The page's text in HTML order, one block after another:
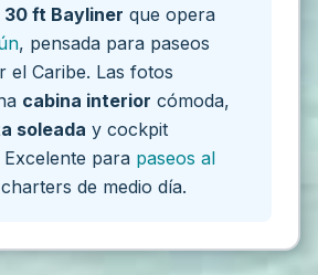
30 ft Bayliner que opera
, pensada para paseos
el Caribe. Las fotos
cabina interior cómoda,
soleada y cockpit
para paseos al
de medio día.